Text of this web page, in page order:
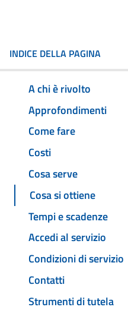
INDICE DELLA PAGINA
A chi è rivolto
Approfondimenti
Come fare
Costi
Cosa serve
Cosa si ottiene
Tempi e scadenze
Accedi al servizio
Condizioni di servizio
Contatti
Strumenti di tutela